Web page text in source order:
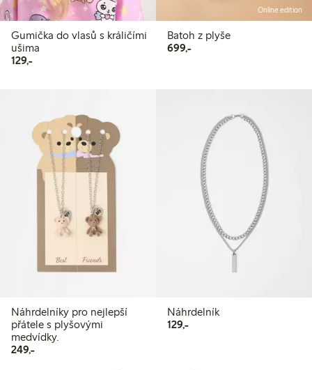
Gumička do vlasů s králičími
ušima
129,-129,00 Kč
Online edition
Batoh z plyše
699,-699,00 Kč
Náhrdelníky pro nejlepší
přátele s plyšovými
medvídky.
249,-249,00 Kč
Náhrdelník
129,-129,00 Kč